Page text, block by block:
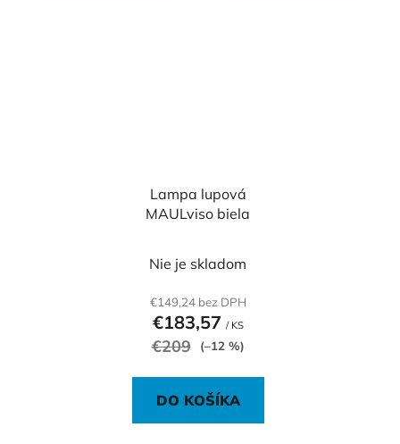
Lampa lupová
MAULviso biela
Nie je skladom
€149,24 bez DPH
€183,57 / KS
€209 (–12 %)
DO KOŠÍKA